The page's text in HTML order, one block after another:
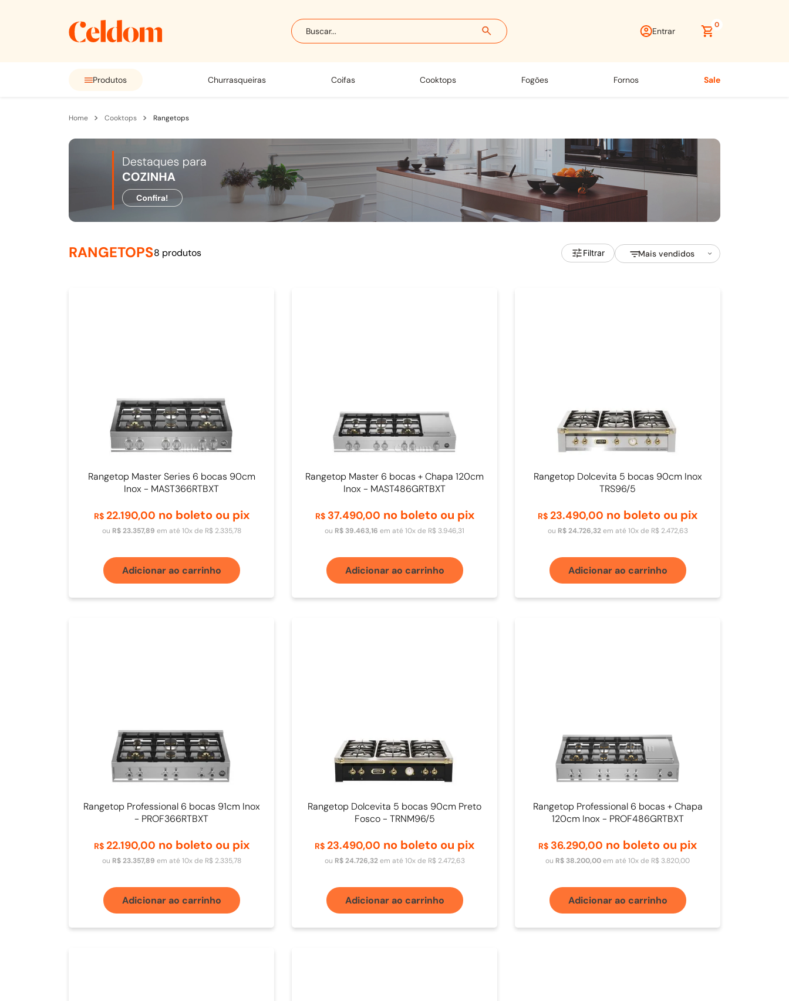
Buscar... Entrar
0
churrasqueiras coifas cooktops fogões fornos sale
Produtos
cooktops rangetops
RANGETOPS8 produtos Filtrar Mais vendidos
Rangetop Master Series 6 bocas 90cm
Inox - MAST366RTBXT
R$ 22.190,00 no boleto ou pix
ou R$ 23.357,89 em até10x de R$ 2.335,78
Adicionar ao carrinho
Rangetop Master 6 bocas + Chapa 120cm
Inox - MAST486GRTBXT
R$ 37.490,00 no boleto ou pix
ou R$ 39.463,16 em até10x de R$ 3.946,31
Adicionar ao carrinho
Rangetop Dolcevita 5 bocas 90cm Inox
TRS96/5
R$ 23.490,00 no boleto ou pix
ou R$ 24.726,32em até10x de R$ 2.472,63
Adicionar ao carrinho
Rangetop Professional 6 bocas 91cm Inox
- PROF366RTBXT
R$ 22.190,00 no boleto ou pix
ou R$ 23.357,89 em até10x de R$ 2.335,78
Adicionar ao carrinho
Rangetop Dolcevita 5 bocas 90cm Preto
Fosco - TRNM96/5
R$ 23.490,00 no boleto ou pix
ou R$ 24.726,32em até10x de R$ 2.472,63
Adicionar ao carrinho
Rangetop Professional 6 bocas + Chapa
120cm Inox - PROF486GRTBXT
R$ 36.290,00 no boleto ou pix
ou R$ 38.200,00em até10x de R$ 3.820,00
Adicionar ao carrinho